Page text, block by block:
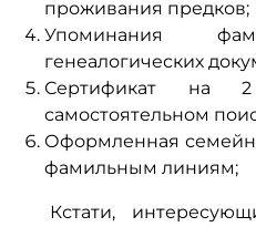
проживания предков;
Упоминания
генеалогических
Сертификат на 2
самостоятельном
Оформленная
фамильным линиям;
Кстати,